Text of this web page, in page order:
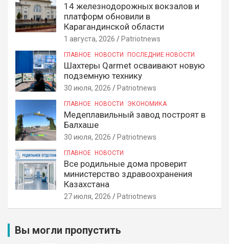
14 железнодорожных вокзалов и
платформ обновили в
Карагандинской области
1 августа, 2026 Patriotnews
ГЛАВНОЕ НОВОСТИ ПОСЛЕДНИЕ НОВОСТИ
Шахтеры Qarmet осваивают новую
подземную технику
30 июля, 2026 Patriotnews
ГЛАВНОЕ НОВОСТИ ЭКОНОМИКА
Медеплавильный завод построят в
Балхаше
30 июля, 2026 Patriotnews
ГЛАВНОЕ НОВОСТИ
Все родильные дома проверит
министерство здравоохранения
Казахстана
27 июля, 2026 Patriotnews
Вы могли пропустить